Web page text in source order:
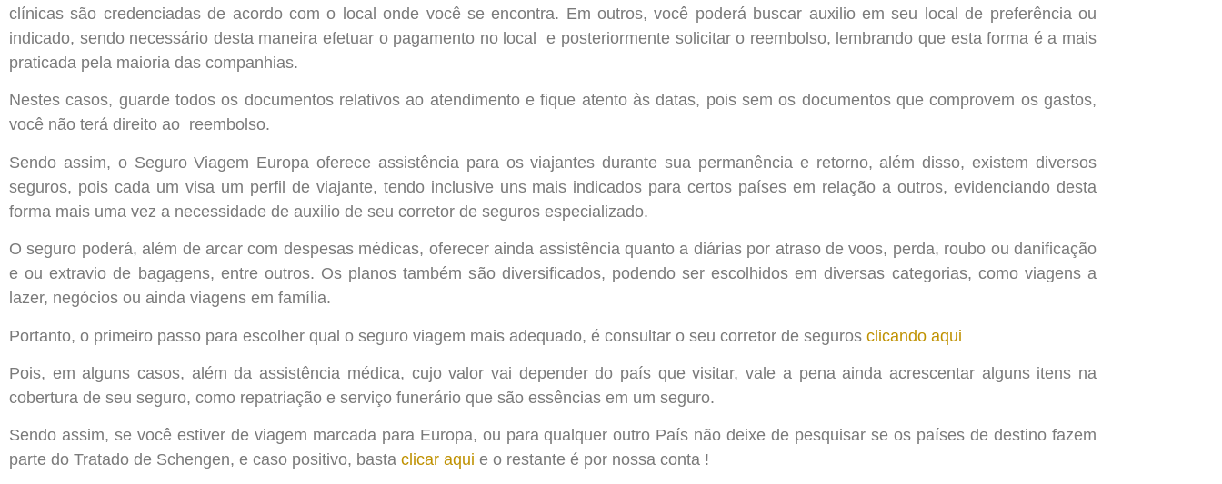
clínicas são credenciadas de acordo com o local onde você se encontra. Em outros, você poderá buscar auxilio em seu local de preferência ou
indicado, sendo necessário desta maneira efetuar o pagamento no local e posteriormente solicitar o reembolso, lembrando que esta forma é a mais
praticada pela maioria das companhias.
Nestes casos, guarde todos os documentos relativos ao atendimento e fique atento às datas, pois sem os documentos que comprovem os gastos,
você não terá direito ao reembolso.
Sendo assim, o Seguro Viagem Europa oferece assistência para os viajantes durante sua permanência e retorno, além disso, existem diversos
seguros, pois cada um visa um perfil de viajante, tendo inclusive uns mais indicados para certos países em relação a outros, evidenciando desta
forma mais uma vez a necessidade de auxilio de seu corretor de seguros especializado.
O seguro poderá, além de arcar com despesas médicas, oferecer ainda assistência quanto a diárias por atraso de voos, perda, roubo ou danificação
e ou extravio de bagagens, entre outros. Os planos também são diversificados, podendo ser escolhidos em diversas categorias, como viagens a
lazer, negócios ou ainda viagens em família.
Portanto, o primeiro passo para escolher qual o seguro viagem mais adequado, é consultar o seu corretor de seguros clicando aqui
Pois, em alguns casos, além da assistência médica, cujo valor vai depender do país que visitar, vale a pena ainda acrescentar alguns itens na
cobertura de seu seguro, como repatriação e serviço funerário que são essências em um seguro.
Sendo assim, se você estiver de viagem marcada para Europa, ou para qualquer outro País não deixe de pesquisar se os países de destino fazem
parte do Tratado de Schengen, e caso positivo, basta clicar aqui e o restante é por nossa conta !